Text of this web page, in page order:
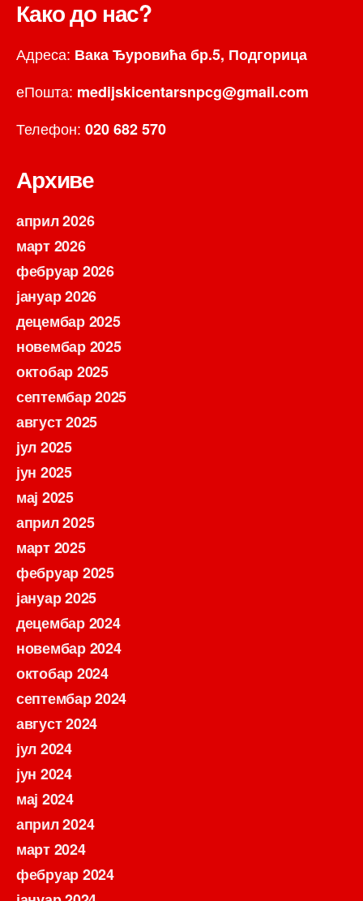
Како до нас?
Адреса: Вака Ђуровића бр.5, Подгорица
еПошта: medijskicentarsnpcg@gmail.com
Телефон: 020 682 570
Архиве
април 2026
март 2026
фебруар 2026
јануар 2026
децембар 2025
новембар 2025
октобар 2025
септембар 2025
август 2025
јул 2025
јун 2025
мај 2025
април 2025
март 2025
фебруар 2025
јануар 2025
децембар 2024
новембар 2024
октобар 2024
септембар 2024
август 2024
јул 2024
јун 2024
мај 2024
април 2024
март 2024
фебруар 2024